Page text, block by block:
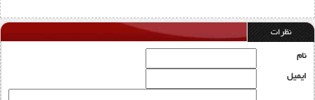
نظرات
نام
ایمیل